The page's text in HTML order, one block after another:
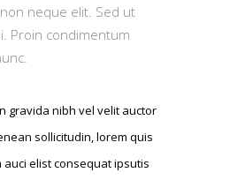
neque elit. Sed ut
Proin condimentum
gravida nibh vel velit auctor
sollicitudin, lorem quis
auci elist consequat ipsutis